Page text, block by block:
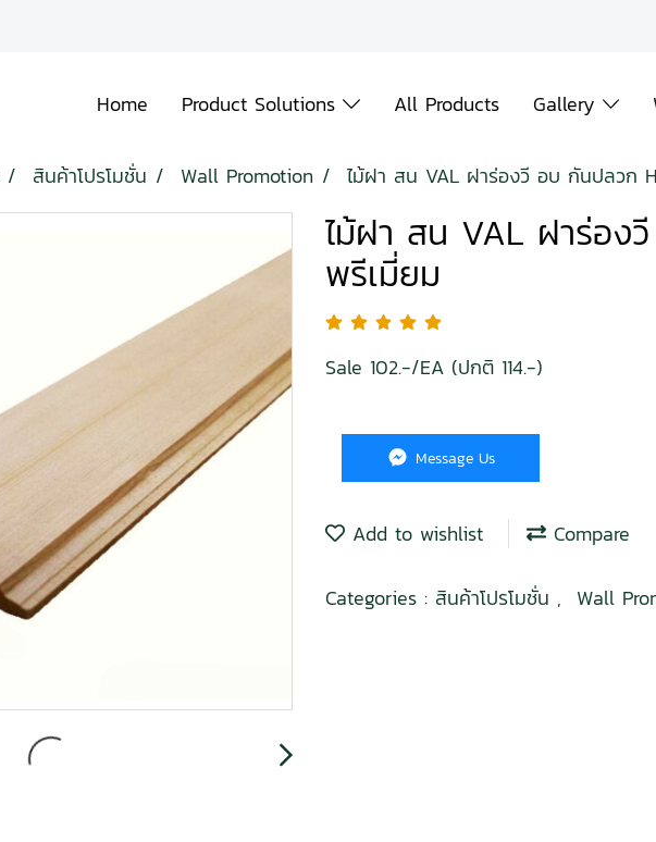
Home Product Solutions All Products Gallery
สินค้าโปรโมชั่น Wall Promotion ไม้ฝา สน VAL ฝาร่องวี อบ กันปลวก
ไม้ฝา สน VAL ฝาร่อง
พรีเมี่ยม
Sale 102.-/EA (ปกติ 114.-)
Message Us
Add to wishlist Compare
Categories : สินค้าโปรโมชั่น , Wall